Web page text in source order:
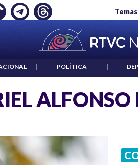
EMPLEO: JP MORGAN
| POLÍTICA |
ALFONSO